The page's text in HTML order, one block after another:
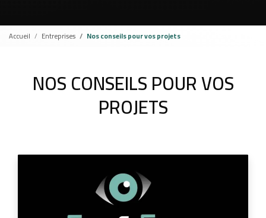
Accueil Entreprises Nos conseils pour vos projets
NOS CONSEILS POUR VOS
PROJETS